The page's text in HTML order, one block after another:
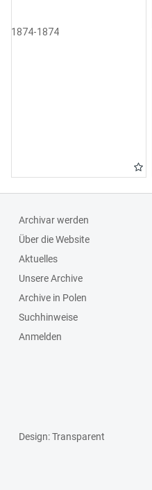
1874-1874
Archivar werden
Über die Website
Aktuelles
Unsere Archive
Archive in Polen
Suchhinweise
Anmelden
Design: Transparent